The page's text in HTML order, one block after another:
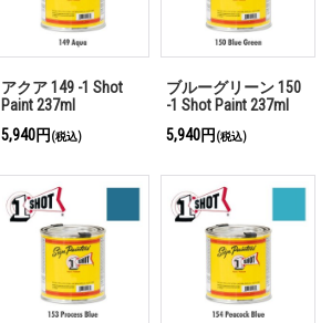
アクア 149 -1 Shot
Paint 237ml
5,940円 (税込)
ブルーグリーン 150
-1 Shot Paint 237ml
5,940円 (税込)